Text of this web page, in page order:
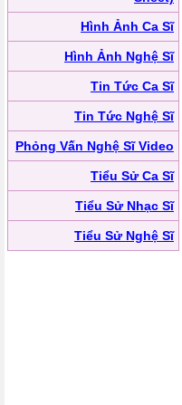
Hình Ảnh Ca Sĩ
Hình Ảnh Nghệ Sĩ
Tin Tức Ca Sĩ
Tin Tức Nghệ Sĩ
Phỏng Vấn Nghệ Sĩ Video
Tiểu Sử Ca Sĩ
Tiểu Sử Nhạc Sĩ
Tiểu Sử Nghệ Sĩ